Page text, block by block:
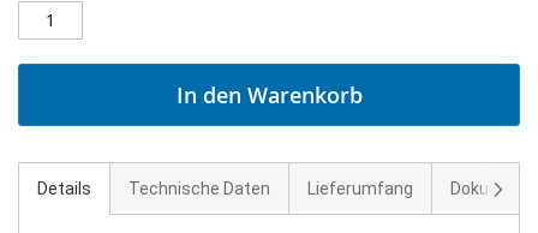
In den Warenkorb
Details Technische Daten Lieferumfang